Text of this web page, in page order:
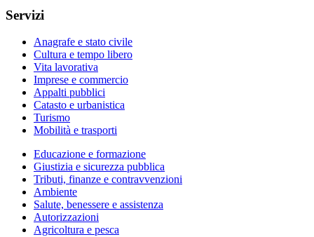
Servizi
Anagrafe e stato civile
Cultura e tempo libero
Vita lavorativa
Imprese e commercio
Appalti pubblici
Catasto e urbanistica
Turismo
Mobilità e trasporti
Educazione e formazione
Giustizia e sicurezza pubblica
Tributi, finanze e contravvenzioni
Ambiente
Salute, benessere e assistenza
Autorizzazioni
Agricoltura e pesca